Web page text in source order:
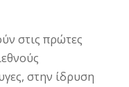
στις πρώτες
στην ίδρυση